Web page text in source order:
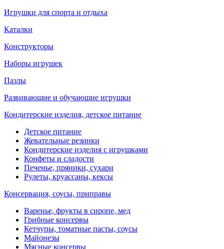
Игрушки для спорта и отдыха
Каталки
Конструкторы
Наборы игрушек
Пазлы
Развивающие и обучающие игрушки
Кондитерские изделия, детское питание
Детское питание
Жевательные резинки
Кондитерские изделия с игрушками
Конфеты и сладости
Печенье, пряники, сухари
Рулеты, круассаны, кексы
Консервация, соусы, приправы
Варенье, фрукты в сиропе, мед
Грибные консервы
Кетчупы, томатные пасты, соусы
Майонезы
Мясные консервы